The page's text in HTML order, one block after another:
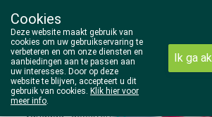
014/810298
Vandaag gesloten
Cookies
Deze website maakt gebruik van
cookies om uw gebruikservaring te
verbeteren en om onze diensten en
aanbiedingen aan te passen aan
uw interesses. Door op deze
website te blijven, accepteert u dit
gebruik van cookies. Klik hier voor
meer info.
Ik ga